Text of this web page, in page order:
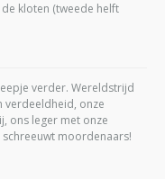
kloten (tweede helft
verder. Wereldstrijd
verdeeldheid, onze
ons leger met onze
moordenaars!